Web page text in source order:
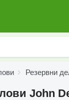
Резервни
John